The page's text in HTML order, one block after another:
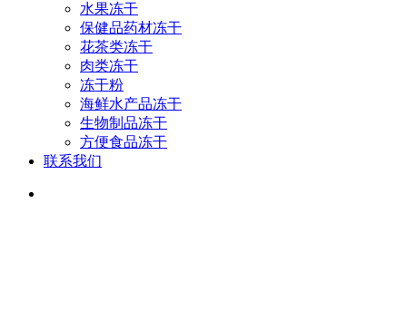
水果冻干
保健品药材冻干
花茶类冻干
肉类冻干
冻干粉
海鲜水产品冻干
生物制品冻干
方便食品冻干
联系我们